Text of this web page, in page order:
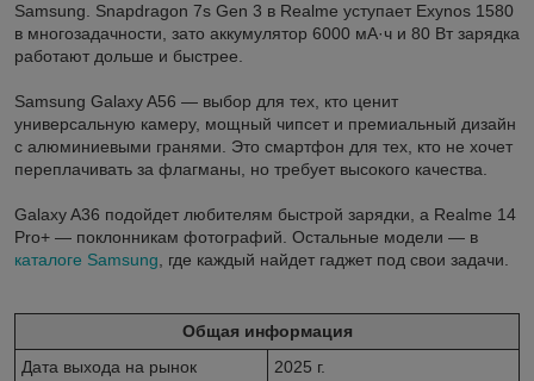
Samsung. Snapdragon 7s Gen 3 в Realme уступает Exynos 1580
в многозадачности, зато аккумулятор 6000 мА·ч и 80 Вт зарядка
работают дольше и быстрее.
Samsung Galaxy A56 — выбор для тех, кто ценит
универсальную камеру, мощный чипсет и премиальный дизайн
с алюминиевыми гранями. Это смартфон для тех, кто не хочет
переплачивать за флагманы, но требует высокого качества.
Galaxy A36 подойдет любителям быстрой зарядки, а Realme 14
Pro+ — поклонникам фотографий. Остальные модели — в
каталоге Samsung , где каждый найдет гаджет под свои задачи.
Общая информация
Дата выхода на рынок
2025 г.